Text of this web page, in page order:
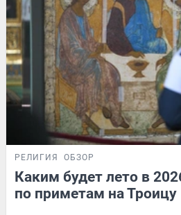
РЕЛИГИЯ ОБЗОР
Каким будет лето в
по приметам на Троицу